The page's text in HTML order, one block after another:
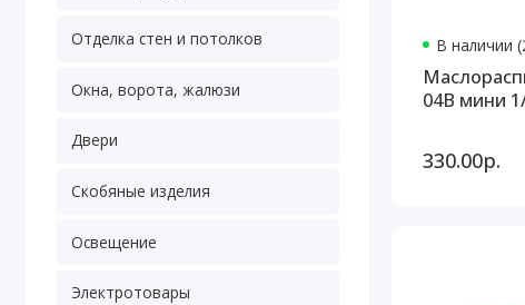
Отделка стен и потолков
Окна, ворота, жалюзи
Двери
Скобяные изделия
Освещение
Электротовары
В наличии
04B мини
330.00р.